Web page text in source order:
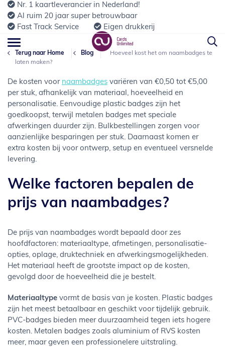
Nr. 1 kaartleverancier in Nederland!
Al ruim 20 jaar super betrouwbaar
Fast Track Service
Eigen drukkerij
Terug naar Home Blog
Hoeveel kost het om naambadges te
laten maken?
De kosten voor naambadges variëren van €0,50 tot €5,00
per stuk, afhankelijk van materiaal, hoeveelheid en
personalisatie. Eenvoudige plastic badges zijn het
goedkoopst, terwijl metalen badges met speciale
afwerkingen duurder zijn. Bulkbestellingen zorgen voor
aanzienlijke besparingen per stuk. Daarnaast komen er
extra kosten bij voor ontwerp, setup en eventueel versnelde
levering.
Welke factoren bepalen de
prijs van naambadges?
De prijs van naambadges wordt bepaald door zes
hoofdfactoren: materiaaltype, afmetingen, personalisatie-
opties, oplage, druktechniek en afwerkingsmogelijkheden.
Het materiaal heeft de grootste impact op de kosten,
gevolgd door de hoeveelheid die je bestelt.
Materiaaltype vormt de basis van je kosten. Plastic badges
zijn het meest betaalbaar en geschikt voor tijdelijk gebruik.
PVC-badges bieden meer duurzaamheid tegen iets hogere
kosten. Metalen badges zoals aluminium of RVS kosten
meer, maar geven een professionelere uitstraling.